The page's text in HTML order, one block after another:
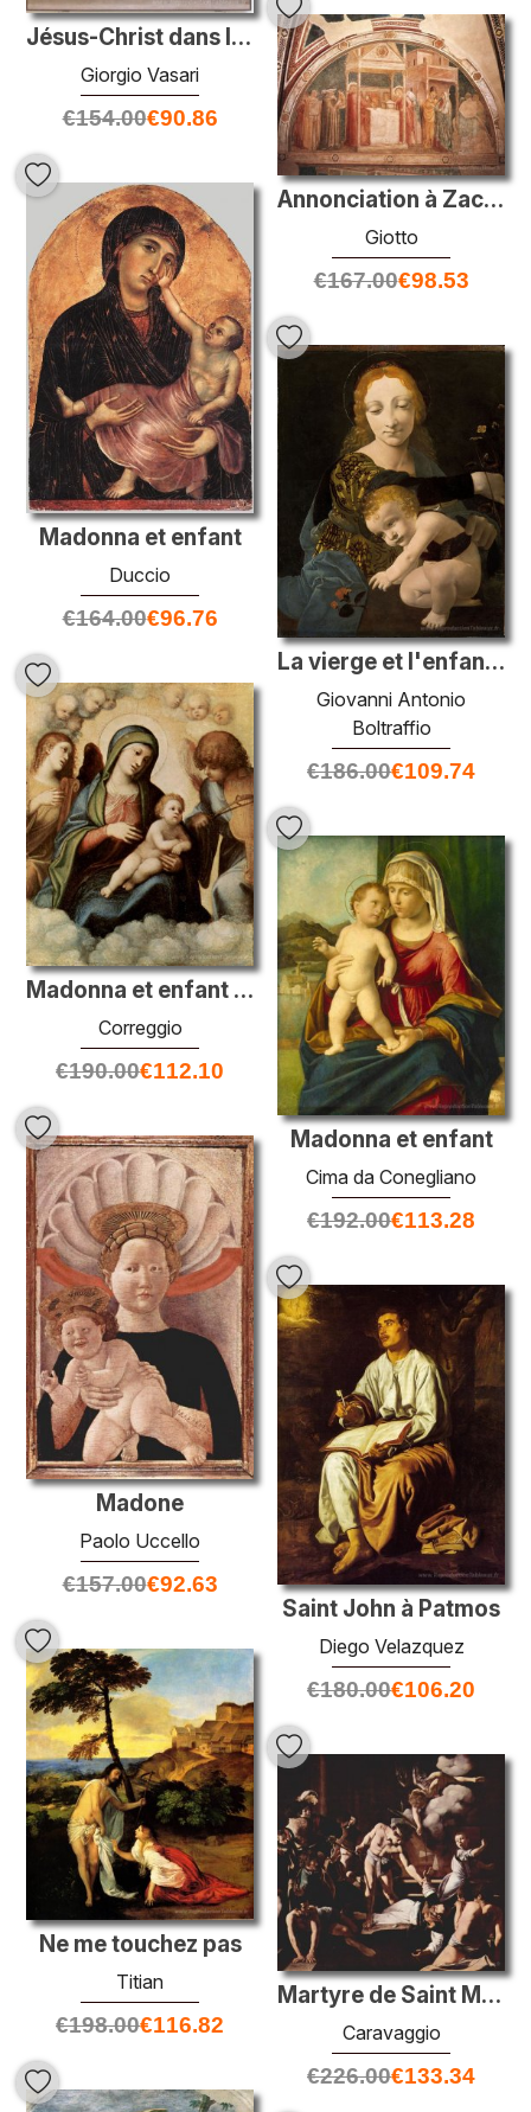
Jésus-Christ dans la maison de Martha et Marie
Giorgio Vasari
€154.00€90.86
Annonciation à Zacharias
Giotto
€167.00€98.53
Madonna et enfant
Duccio
€164.00€96.76
La vierge et l'enfant (la madone de la rose)
Giovanni Antonio
Boltraffio
€186.00€109.74
Madonna et enfant avec des anges
Correggio
€190.00€112.10
Madonna et enfant
Cima da Conegliano
€192.00€113.28
Madone
Paolo Uccello
€157.00€92.63
Saint John à Patmos
Diego Velazquez
€180.00€106.20
Ne me touchez pas
Titian
€198.00€116.82
Martyre de Saint Matthew
Caravaggio
€226.00€133.34